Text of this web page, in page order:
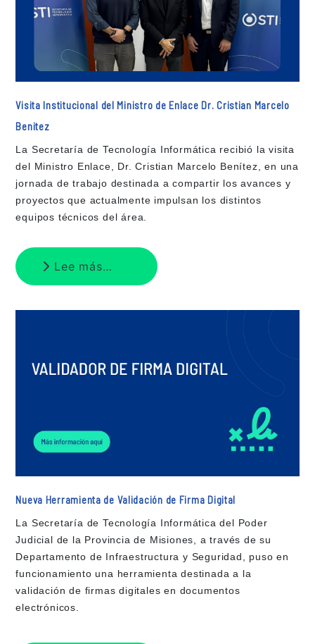
Visita Institucional del Ministro de Enlace Dr. Cristian Marcelo
Benitez
La Secretaría de Tecnología Informática recibió la visita
del Ministro Enlace, Dr. Cristian Marcelo Benítez, en una
jornada de trabajo destinada a compartir los avances y
proyectos que actualmente impulsan los distintos
equipos técnicos del área.
Lee más…
Nueva Herramienta de Validación de Firma Digital
La Secretaría de Tecnología Informática del Poder
Judicial de la Provincia de Misiones, a través de su
Departamento de Infraestructura y Seguridad, puso en
funcionamiento una herramienta destinada a la
validación de firmas digitales en documentos
electrónicos.